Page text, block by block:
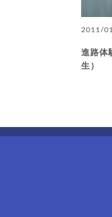
2011/
進路体
生）